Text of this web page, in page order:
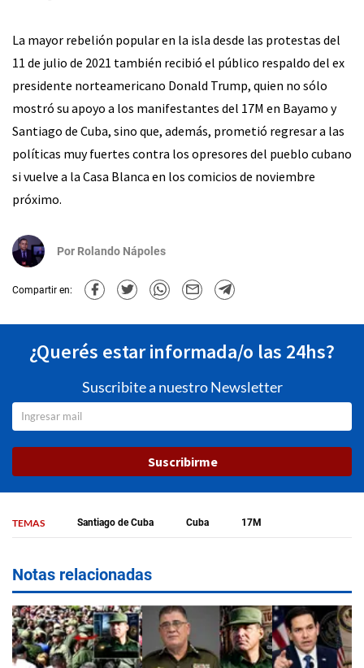
La mayor rebelión popular en la isla desde las protestas del
11 de julio de 2021 también recibió el público respaldo del ex
presidente norteamericano Donald Trump, quien no sólo
mostró su apoyo a los manifestantes del 17M en Bayamo y
Santiago de Cuba, sino que, además, prometió regresar a las
políticas muy fuertes contra los opresores del pueblo cubano
si vuelve a la Casa Blanca en los comicios de noviembre
próximo.
Por Rolando Nápoles
Compartir en:
¿Querés estar informada/o las 24hs?
Suscribite a nuestro Newsletter
Suscribirme
TEMAS Santiago de Cuba Cuba 17M
Notas relacionadas